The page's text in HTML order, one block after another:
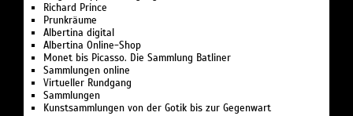
Richard Prince
Prunkräume
Albertina digital
Albertina Online-Shop
Monet bis Picasso. Die Sammlung Batliner
Sammlungen online
Virtueller Rundgang
Sammlungen
Kunstsammlungen von der Gotik bis zur Gegenwart